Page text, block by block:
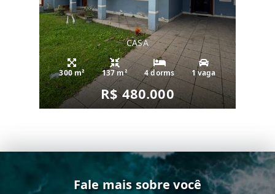
CASA
300 m² 137 m² 4 dorms 1 vaga
R$ 480.000
Fale mais sobre você